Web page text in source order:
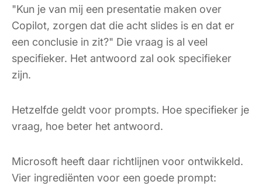
"Kun je van mij een presentatie maken over
Copilot, zorgen dat die acht slides is en dat er
een conclusie in zit?" Die vraag is al veel
specifieker. Het antwoord zal ook specifieker
zijn.
Hetzelfde geldt voor prompts. Hoe specifieker je
vraag, hoe beter het antwoord.
Microsoft heeft daar richtlijnen voor ontwikkeld.
Vier ingrediënten voor een goede prompt: